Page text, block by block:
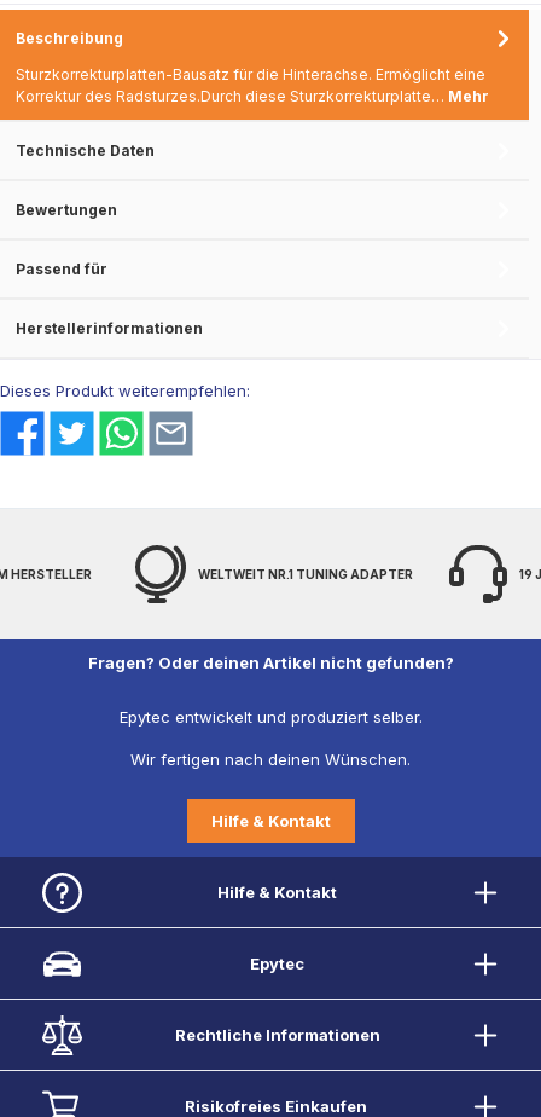
Beschreibung
Sturzkorrekturplatten-Bausatz für die Hinterachse. Ermöglicht eine
Korrektur des Radsturzes.Durch diese Sturzkorrekturplatte… Mehr
Technische Daten
Bewertungen
Passend für
Herstellerinformationen
Dieses Produkt weiterempfehlen:
TUNING ADAPTER 19 JAHRE EXPERTENWISSEN
Fragen? Oder deinen Artikel nicht gefunden?
Epytec entwickelt und produziert selber.
Wir fertigen nach deinen Wünschen.
Hilfe & Kontakt
Hilfe & Kontakt
Epytec
Rechtliche Informationen
Risikofreies Einkaufen